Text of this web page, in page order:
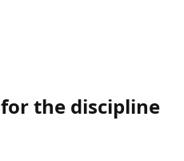
the discipline